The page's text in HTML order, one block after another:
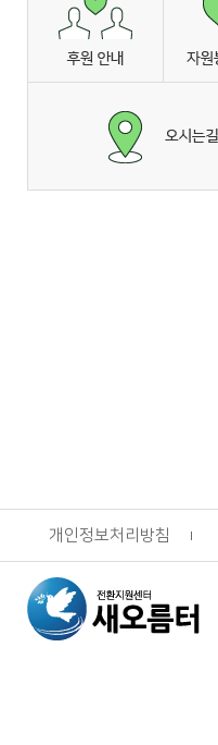
개인정보처리방침